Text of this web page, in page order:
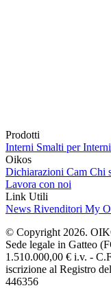
Prodotti
Interni Smalti per
Oikos
Dichiarazioni Cam Chi
Lavora con noi
Link Utili
News Rivenditori My
© Copyright 2026.
Sede legale in Gatteo
1.510.000,00 € i.v. -
iscrizione al Registro
446356